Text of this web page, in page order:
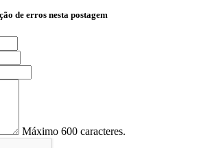
de erros nesta postagem
Máximo 600 caracteres.